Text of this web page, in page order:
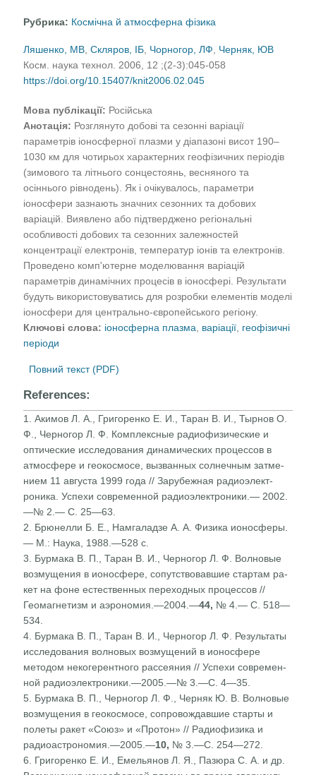
Рубрика: Космічна й атмосферна фізика
Ляшенко, МВ ,Скляров, ІБ Чорногор, ЛФ
Черняк, ЮВ
Косм. наука технол. 2006, 12 ;(2-3):045-058
https://doi.org/10.15407/knit2006.02.045
Мова публікації: Російська
Анотація: Розглянуто добові та сезонні варіації
параметрів іоносферної плазми у діапазоні висот 190–
1030 км для чотирьох характерних геофізичних періодів
(зимового та літнього сонцестоянь, весняного та
осіннього рівнодень). Як і очікувалось, параметри
іоносфери зазнають значних сезонних та добових
варіацій. Виявлено або підтверджено регіональні
особливості добових та сезонних залежностей
концентрації електронів, температур іонів та електронів.
Проведено комп'ютерне моделювання варіацій
параметрів динамічних процесів в іоносфері. Результати
будуть використовуватись для розробки елементів моделі
іоносфери для центрально-європейського регіону.
Ключові слова: іоносферна плазма варіації геофізичні
періоди
Повний текст (PDF)
References:
1. Акимов Л. А., Григоренко Е. И., Таран В. И., Тырнов О.
Ф., Черногор Л. Ф. Комплексные радиофизические и
оптические исследования динамических процессов в
атмосфере и геокосмосе, вызванных солнечным затме­
нием 11 августа 1999 года // Зарубежная радиоэлект­
роника. Успехи современной радиоэлектроники.— 2002.
—№ 2.— С. 25—63.
2. Брюнелли Б. Е., Намгаладзе А. А. Физика ионосферы.
— М.: Наука, 1988.—528 с.
3. Бурмака В. П., Таран В. И., Черногор Л. Ф. Волновые
возмущения в ионосфере, сопутствовавшие стартам ра­
кет на фоне естественных переходных процессов //
Геомагнетизм и аэрономия.—2004.—44, № 4.— С. 518—
534.
4. Бурмака В. П., Таран В. И., Черногор Л. Ф. Результа­ты
исследования волновых возмущений в ионосфере
методом некогерентного рассеяния // Успехи современ­
ной радиоэлектроники.—2005.—№ 3.—С. 4—35.
5. Бурмака В. П., Черногор Л. Ф., Черняк Ю. В. Волно­вые
возмущения в геокосмосе, сопровождавшие старты и
полеты ракет «Союз» и «Протон» // Радиофизика и
радиоастрономия.—2005.—10, № 3.—С. 254—272.
6. Григоренко Е. И., Емельянов Л. Я., Пазюра С. А. и др.